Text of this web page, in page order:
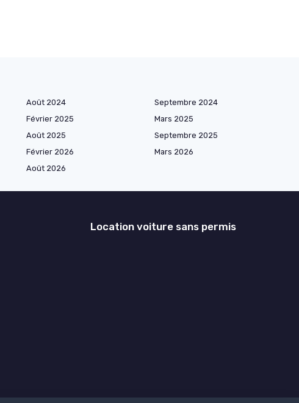
Août 2024
Septembre 2024
Février 2025
Mars 2025
Août 2025
Septembre 2025
Février 2026
Mars 2026
Août 2026
Location voiture sans permis